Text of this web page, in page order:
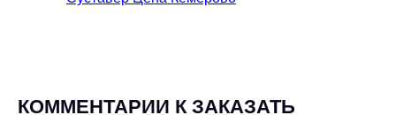
КОММЕНТАРИИ К ЗАКАЗАТЬ